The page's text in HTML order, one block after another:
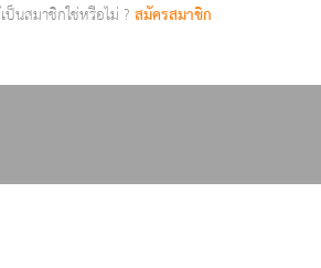
ป็นสมาชิกใช่หรือไม่ ?สมัครสมาชิก